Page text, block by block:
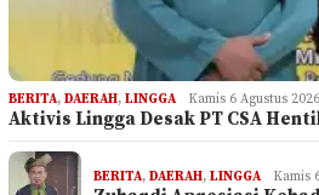
BERITA, DAERAH, LINGGA Kamis 6 Agustus 2026
Aktivis Lingga Desak PT CSA
BERITA, DAERAH, LINGGA Kamis